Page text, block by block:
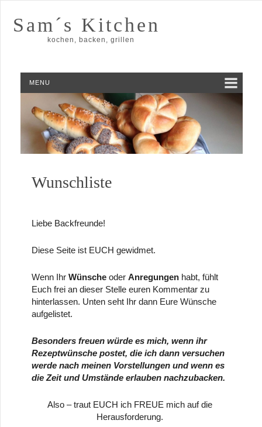
Sam´s Kitchen
kochen, backen, grillen
MENU
Wunschliste
Liebe Backfreunde!
Diese Seite ist EUCH gewidmet.
Wenn Ihr Wünscheoder Anregungenhabt, fühlt
Euch frei an dieser Stelle euren Kommentar zu
hinterlassen. Unten seht Ihr dann Eure Wünsche
aufgelistet.
Besonders freuen würde es mich, wenn ihr
Rezeptwünsche postet, die ich dann versuchen
werde nach meinen Vorstellungen und wenn es
die Zeit und Umstände erlauben nachzubacken.
Also – traut EUCH ich FREUE mich auf die
Herausforderung.